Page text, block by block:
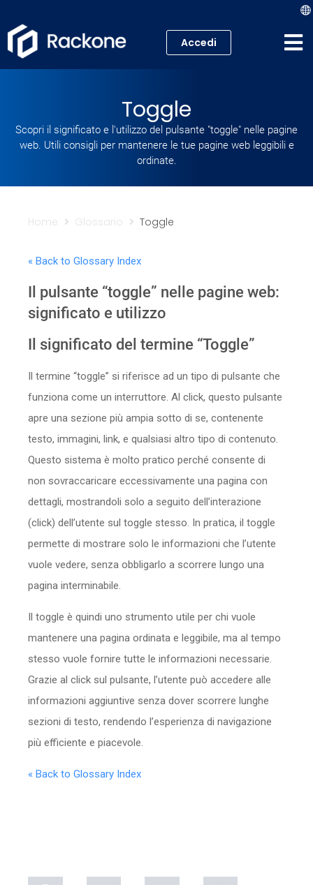
Cloud
Proxmox VE
Mail
Academy
Accedi
Toggle
Scopri il significato e l'utilizzo del pulsante "toggle" nelle pagine
web. Utili consigli per mantenere le tue pagine web leggibili e
ordinate.
Home Glossario Toggle
« Back to Glossary Index
Il pulsante “toggle” nelle pagine web:
significato e utilizzo
Il significato del termine “Toggle”
Il termine “toggle” si riferisce ad un tipo di pulsante che
funziona come un interruttore. Al click, questo pulsante
apre una sezione più ampia sotto di se, contenente
testo, immagini, link, e qualsiasi altro tipo di contenuto.
Questo sistema è molto pratico perché consente di
non sovraccaricare eccessivamente una pagina con
dettagli, mostrandoli solo a seguito dell’interazione
(click) dell’utente sul toggle stesso. In pratica, il toggle
permette di mostrare solo le informazioni che l’utente
vuole vedere, senza obbligarlo a scorrere lungo una
pagina interminabile.
Il toggle è quindi uno strumento utile per chi vuole
mantenere una pagina ordinata e leggibile, ma al tempo
stesso vuole fornire tutte le informazioni necessarie.
Grazie al click sul pulsante, l’utente può accedere alle
informazioni aggiuntive senza dover scorrere lunghe
sezioni di testo, rendendo l’esperienza di navigazione
più efficiente e piacevole.
« Back to Glossary Index